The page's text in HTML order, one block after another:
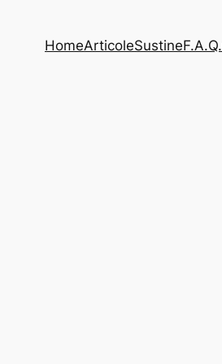
HomeArticoleSustineF.A.Q.